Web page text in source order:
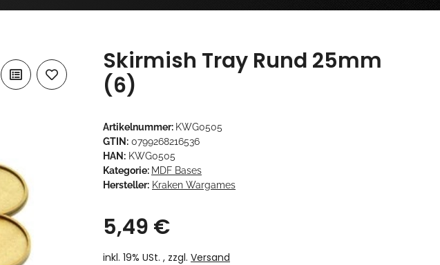
Skirmish Tray Rund 25mm
(6)
Artikelnummer: KWG0505
GTIN: 0799268216536
HAN: KWG0505
Kategorie: MDF Bases
Hersteller: Kraken Wargames
5,49 €
inkl. 19% USt. , zzgl. Versand